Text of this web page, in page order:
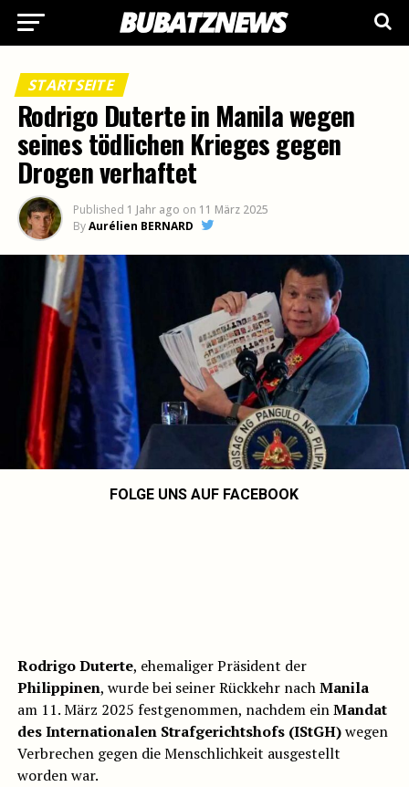
STARTSEITE
Rodrigo Duterte in Manila wegen
seines tödlichen Krieges gegen
Drogen verhaftet
Published 1 Jahr ago on 11 März 2025
ByAurélien BERNARD
FOLGE UNS AUF FACEBOOK
Rodrigo Duterte, ehemaliger Präsident der
Philippinen, wurde bei seiner Rückkehr nachManila
am 11. März 2025 festgenommen, nachdem einMandat
des Internationalen Strafgerichtshofs (IStGH)wegen
Verbrechen gegen die Menschlichkeit ausgestellt
worden war.